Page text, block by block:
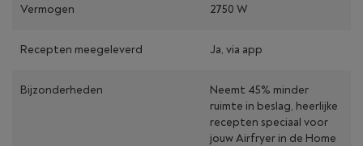
Vermogen 2750 W
Recepten meegeleverd Ja, via app
Bijzonderheden
Neemt 45% minder
ruimte in beslag, heerlijke
recepten speciaal voor
jouw Airfryer in de Home